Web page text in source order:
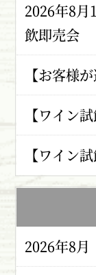
2026年8月
飲即売会
【お客様
【ワイン
【ワイン
2026年8月